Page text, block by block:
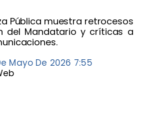
Pública muestra retrocesos
del Mandatario y críticas a
Mayo De 2026 7:55